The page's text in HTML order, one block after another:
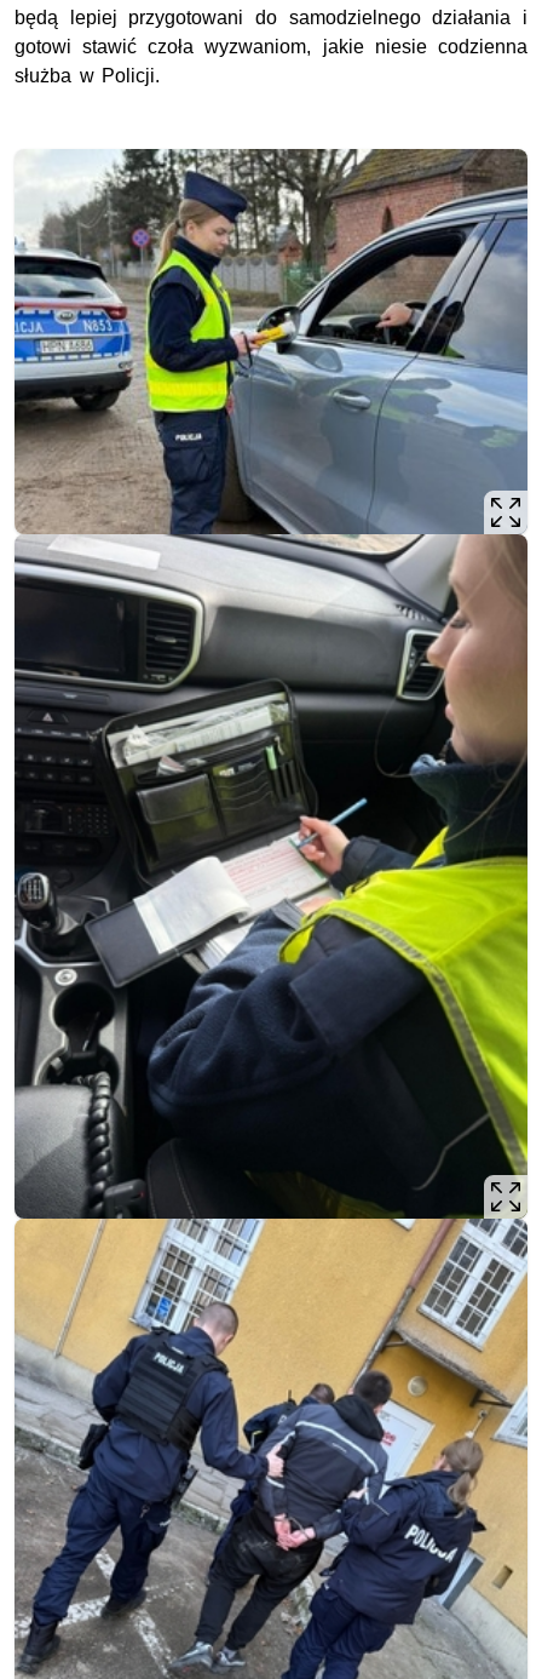
będą lepiej przygotowani do samodzielnego działania i
gotowi stawić czoła wyzwaniom, jakie niesie codzienna
służba w Policji.